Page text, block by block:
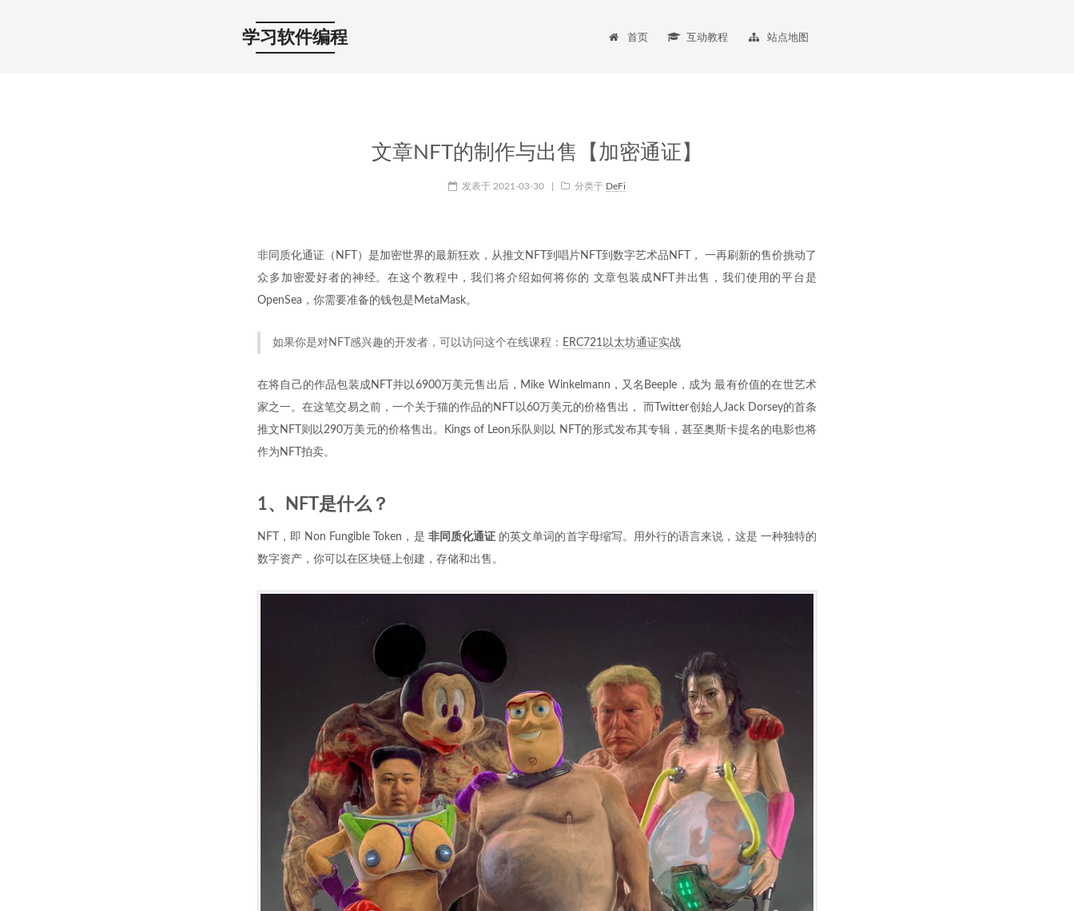
学习软件编程 首页 互动教程 站点地图
文章NFT的制作与出售【加密通证】
发表于 2021-03-30 分类于 DeFi
非同质化通证（NFT）是加密世界的最新狂欢，从推文NFT到唱片NFT到数字艺术品NFT， 一再刷新的售价挑动了
众多加密爱好者的神经。在这个教程中，我们将介绍如何将你的 文章包装成NFT并出售，我们使用的平台是
OpenSea，你需要准备的钱包是MetaMask。
如果你是对NFT感兴趣的开发者，可以访问这个在线课程： ERC721以太坊通证实战
在将自己的作品包装成NFT并以6900万美元售出后，Mike Winkelmann，又名Beeple，成为 最有价值的在世艺术
家之一。在这笔交易之前，一个关于猫的作品的NFT以60万美元的价格售出， 而Twitter创始人Jack Dorsey的首条
推文NFT则以290万美元的价格售出。Kings of Leon乐队则以 NFT的形式发布其专辑，甚至奥斯卡提名的电影也将
作为NFT拍卖。
1、NFT是什么？
NFT，即 Non Fungible Token，是 非同质化通证 的英文单词的首字母缩写。用外行的语言来说，这是 一种独特的
数字资产，你可以在区块链上创建，存储和出售。